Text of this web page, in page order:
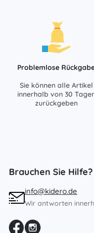
Problemlose
Sie können alle Artikel
innerhalb von 30
zurückgeben
Brauchen Sie Hilfe?
info@kidero.de
Wir antworten